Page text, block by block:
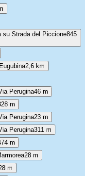
su Strada del Piccione845
2,6 km
Perugina46 m
m
Perugina23 m
Perugina311 m
m
28 m
m